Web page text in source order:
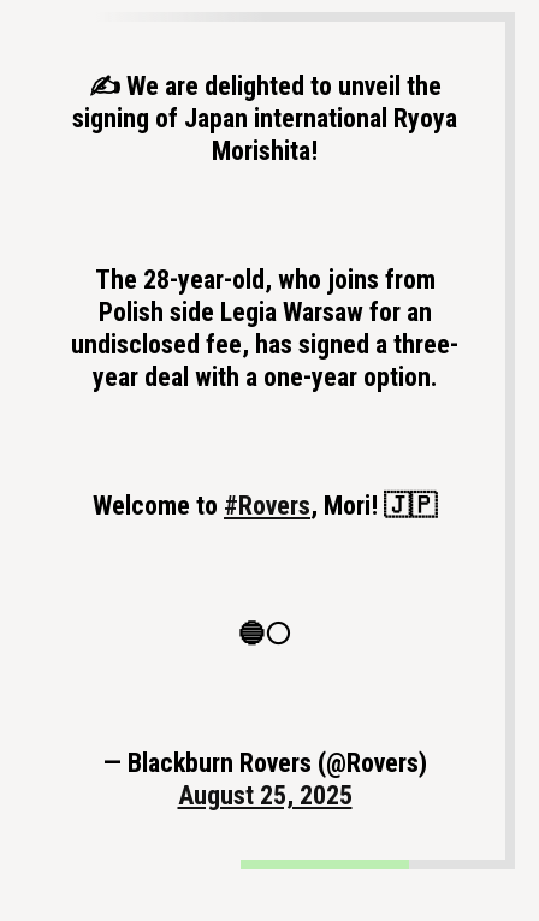
✍️ We are delighted to unveil the
signing of Japan international Ryoya
Morishita!
The 28-year-old, who joins from
Polish side Legia Warsaw for an
undisclosed fee, has signed a three-
year deal with a one-year option.
Welcome to #Rovers, Mori! 🇯🇵
🔵⚪️
— Blackburn Rovers (@Rovers)
August 25, 2025